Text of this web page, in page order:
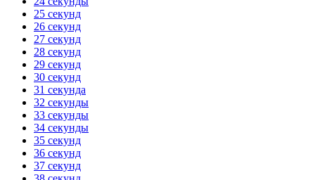
25 секунд
26 секунд
27 секунд
28 секунд
29 секунд
30 секунд
31 секунда
32 секунды
33 секунды
34 секунды
35 секунд
36 секунд
37 секунд